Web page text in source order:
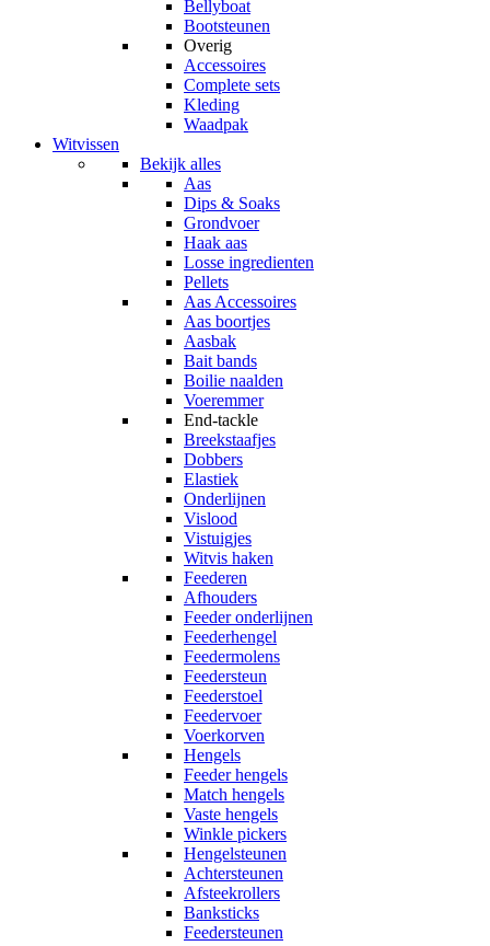
Bellyboat
Bootsteunen
Overig
Accessoires
Complete sets
Kleding
Waadpak
Witvissen
Bekijk alles
Aas
Dips & Soaks
Grondvoer
Haak aas
Losse ingredienten
Pellets
Aas Accessoires
Aas boortjes
Aasbak
Bait bands
Boilie naalden
Voeremmer
End-tackle
Breekstaafjes
Dobbers
Elastiek
Onderlijnen
Vislood
Vistuigjes
Witvis haken
Feederen
Afhouders
Feeder onderlijnen
Feederhengel
Feedermolens
Feedersteun
Feederstoel
Feedervoer
Voerkorven
Hengels
Feeder hengels
Match hengels
Vaste hengels
Winkle pickers
Hengelsteunen
Achtersteunen
Afsteekrollers
Banksticks
Feedersteunen